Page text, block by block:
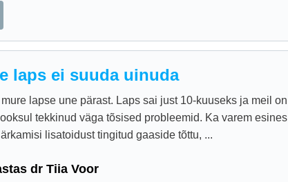
laps ei suuda uinuda
lapse une pärast. Laps sai just 10-kuuseks ja meil on
tekkinud väga tõsised probleemid. Ka varem esines
lisatoidust tingitud gaaside tõttu, ...
dr Tiia Voor